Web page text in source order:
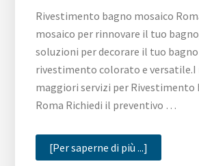
Rivestimento bagno mosaico
mosaico per rinnovare il tuo
soluzioni per decorare il tuo bagno
rivestimento colorato e
maggiori servizi per Rivestimento
Roma Richiedi il preventivo …
[Per saperne di più ...]